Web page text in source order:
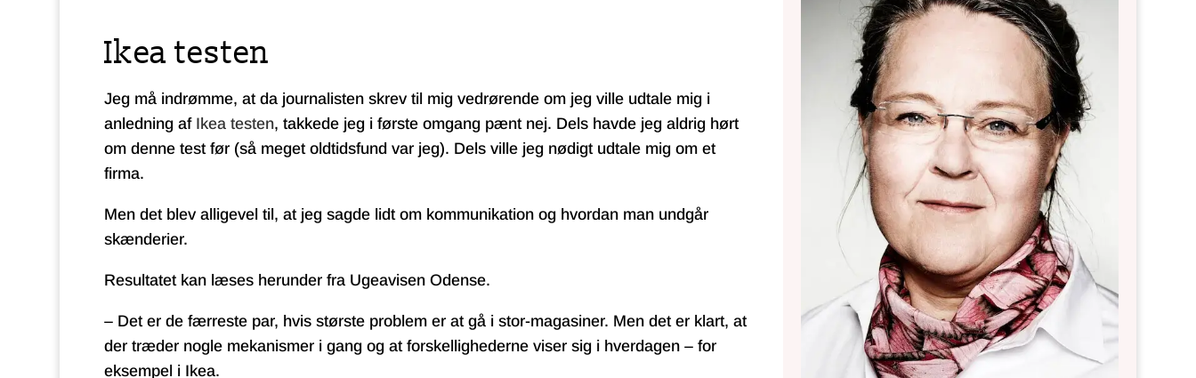
Ikea testen
Jeg må indrømme, at da journalisten skrev til mig vedrørende om jeg ville udtale mig i
anledning af Ikea testen, takkede jeg i første omgang pænt nej. Dels havde jeg aldrig hørt
om denne test før (så meget oldtidsfund var jeg). Delsville jeg nødigt udtale mig om et
firma.
Men det blev alligevel til, at jeg sagde lidt om kommunikation og hvordan man undgår
skænderier.
Resultatet kan læses herunder fra Ugeavisen Odense.
– Det er de færreste par, hvis største problem er at gå i stor-magasiner. Men det er klart, at
der træder nogle mekanismer i gang og at forskellighederne viser sig i hverdagen – for
eksempel i Ikea.